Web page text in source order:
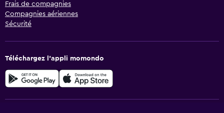
Frais de compagnies
Compagnies aériennes
Sécurité
Téléchargez l’appli momondo